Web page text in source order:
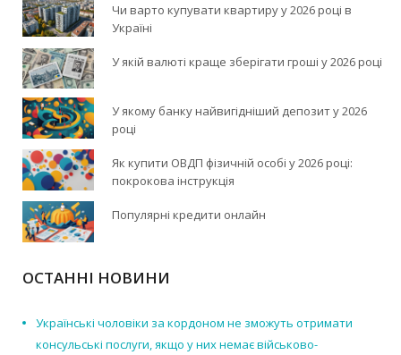
Чи варто купувати квартиру у 2026 році в
Україні
У якій валюті краще зберігати гроші у 2026 році
У якому банку найвигідніший депозит у 2026
році
Як купити ОВДП фізичній особі у 2026 році:
покрокова інструкція
Популярні кредити онлайн
ОСТАННІ НОВИНИ
Українські чоловіки за кордоном не зможуть отримати
консульські послуги, якщо у них немає військово-